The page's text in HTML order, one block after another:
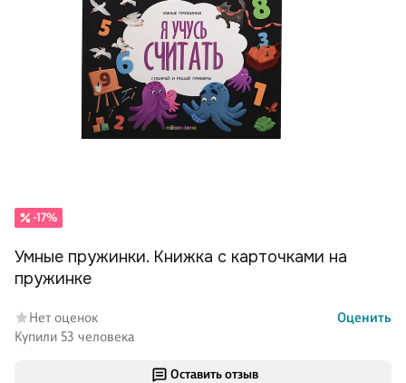
Оставить отзыв
-17%
Умные пружинки. Книжка с карточками на
пружинке
Нет оценок
Оценить
Купили 53 человека